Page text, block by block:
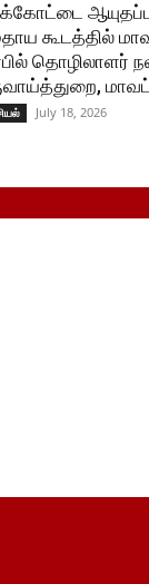
கூடத்தில்
தொழிலாளர்
July 18, 2026